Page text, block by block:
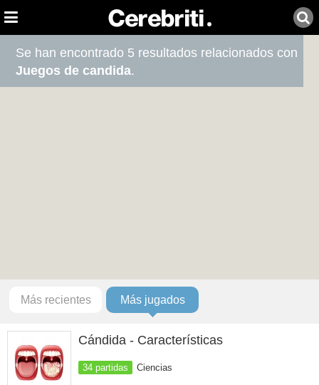
Se han encontrado 5 resultados relacionados con
Juegos de candida.
Más recientes Más jugados
Cándida - Características
34 partidas Ciencias